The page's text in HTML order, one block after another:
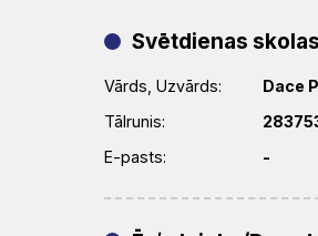
Svētdienas
Vārds, Uzvārds:
Dace
Tālrunis:
E-pasts:
-